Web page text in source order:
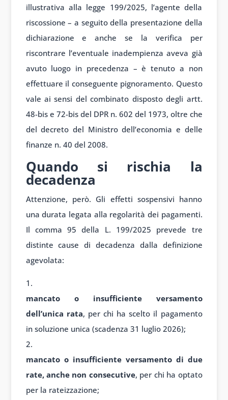
illustrativa alla legge 199/2025, l’agente della
riscossione – a seguito della presentazione della
dichiarazione e anche se la verifica per
riscontrare l’eventuale inadempienza aveva già
avuto luogo in precedenza – è tenuto a non
effettuare il conseguente pignoramento. Questo
vale ai sensi del combinato disposto degli artt.
48-bis e 72-bis del DPR n. 602 del 1973, oltre che
del decreto del Ministro dell’economia e delle
finanze n. 40 del 2008.
Quando si rischia la
decadenza
Attenzione, però. Gli effetti sospensivi hanno
una durata legata alla regolarità dei pagamenti.
Il comma 95 della L. 199/2025 prevede tre
distinte cause di decadenza dalla definizione
agevolata:
mancato o insufficiente versamento
dell’unica rata, per chi ha scelto il pagamento
in soluzione unica (scadenza 31 luglio 2026);
mancato o insufficiente versamento di due
rate, anche non consecutive, per chi ha optato
per la rateizzazione;